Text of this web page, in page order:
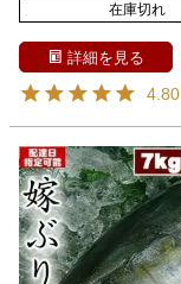
在庫切れ
詳細を見る
4.80